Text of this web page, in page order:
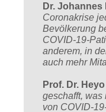
Dr.
Coronakrise
Bevölkerung
COVID-19-
anderem, in
auch mehr
Prof. Dr.
geschafft, was
von COVID-